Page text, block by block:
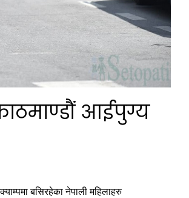
आईपुग्य
बसिरहेका नेपाली महिलाहरु